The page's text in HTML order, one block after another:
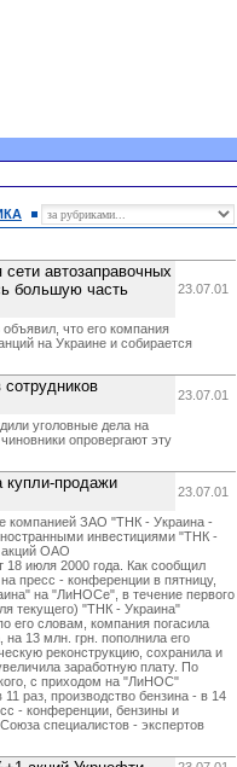
автозаправочных
большую часть
23.07.01
что его компания
на Украине и собирается
23.07.01
уголовные дела на
опровергают эту
купли-продажи
23.07.01
компанией ЗАО "ТНК - Украина -
инвестициями "ТНК -
акций ОАО
18 июля 2000 года. Как сообщил
пресс - конференции в пятницу,
на "ЛиНОСе", в течение первого
текущего) "ТНК - Украина"
его словам, компания погасила
на 13 млн. грн. пополнила его
реконструкцию, сохранила и
заработную плату. По
с приходом на "ЛиНОС"
раз, производство бензина - в 14
- конференции, бензины и
специалистов - экспертов